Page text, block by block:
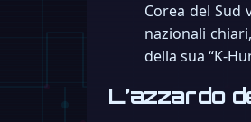
Corea del
nazionali
della sua “K-
L’azzardo